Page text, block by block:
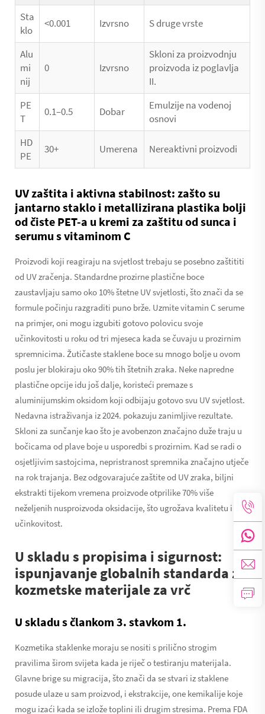
Sta
klo
<0.001 Izvrsno S druge vrste
Alu
mi
nij
0 Izvrsno
Skloni za proizvodnju
proizvoda iz poglavlja
II.
PE
T
0.1–0.5 Dobar
Emulzije na vodenoj
osnovi
HD
PE
30+ Umerena Nereaktivni proizvodi
UV zaštita i aktivna stabilnost: zašto su
jantarno staklo i metallizirana plastika bolji
od čiste PET-a u kremi za zaštitu od sunca i
serumu s vitaminom C
Proizvodi koji reagiraju na svjetlost trebaju se posebno zaštititi
od UV zračenja. Standardne prozirne plastične boce
zaustavljaju samo oko 10% štetne UV svjetlosti, što znači da se
formule počinju razgraditi puno brže. Uzmite vitamin C serume
na primjer, oni mogu izgubiti gotovo polovicu svoje
učinkovitosti u roku od tri mjeseca kada se čuvaju u prozirnim
spremnicima. Žutičaste staklene boce su mnogo bolje u ovom
poslu jer blokiraju oko 90% tih štetnih zraka. Neke napredne
plastične opcije idu još dalje, koristeći premaze s
aluminijumskim oksidom koji odbijaju gotovo svu UV svjetlost.
Nedavna istraživanja iz 2024. pokazuju zanimljive rezultate.
Skloni za sunčanje kao što je avobenzon značajno duže traju u
bočicama od plave boje u usporedbi s prozirnim. Kad se radi o
osjetljivim sastojcima, nepristranost spremnika značajno utječe
na rok trajanja. Bez odgovarajuće zaštite od UV zraka, biljni
ekstrakti tijekom vremena proizvode otprilike 70% više
neželjenih nusproizvoda oksidacije, što ugrožava kvalitetu i
učinkovitost.
U skladu s propisima i sigurnost:
ispunjavanje globalnih standarda za
kozmetske materijale za vrč
U skladu s člankom 3. stavkom 1.
Kozmetika staklenke moraju se nositi s prilično strogim
pravilima širom svijeta kada je riječ o testiranju materijala.
Glavne brige su migracija, što znači da se stvari iz staklene
posude ulaze u sam proizvod, i ekstrakcije, one kemikalije koje
mogu izaći kada se izlože toplini ili drugim stresima. Prema FDA